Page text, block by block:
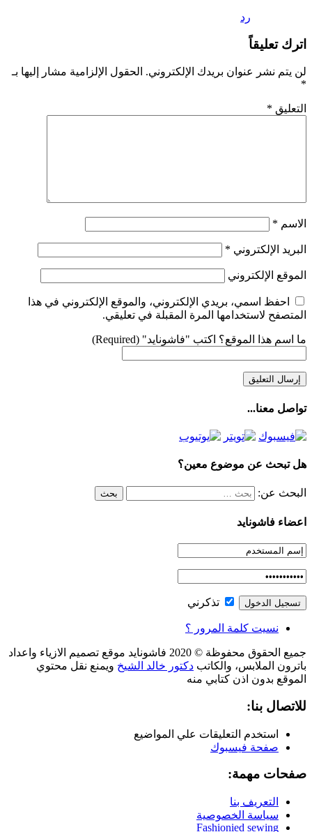
رد
اترك تعليقاً
لن يتم نشر عنوان بريدك الإلكتروني. الحقول الإلزامية مشار إليها بـ
*
التعليق *
الاسم *
البريد الإلكتروني *
الموقع الإلكتروني
احفظ اسمي، بريدي الإلكتروني، والموقع الإلكتروني في هذا
المتصفح لاستخدامها المرة المقبلة في تعليقي.
ما اسم هذا الموقع؟ اكتب "فاشونايد" (Required)
تواصل معنا...
هل تبحث عن موضوع معين؟
البحث عن:
اعضاء فاشونايد
تذكرني
نسيت كلمة المرور ؟
جميع الحقوق محفوظة © 2020 فاشونايد موقع تصميم الازياء واعداد
باترون الملابس، والكاتب دكتور خالد الشيخ ويمنع نقل محتوي
الموقع بدون اذن كتابي منه
للاتصال بنا:
استخدم التعليقات علي المواضيع
صفحة فيسبوك
صفحات مهمة:
التعريف بنا
سياسة الخصوصية
Fashionied sewing